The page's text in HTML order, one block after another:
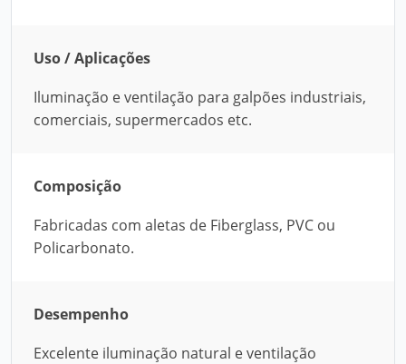
Uso / Aplicações
Iluminação e ventilação para galpões industriais,
comerciais, supermercados etc.
Composição
Fabricadas com aletas de Fiberglass, PVC ou
Policarbonato.
Desempenho
Excelente iluminação natural e ventilação